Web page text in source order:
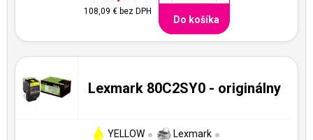
108,09 €bez DPH
Do košíka
Lexmark 80C2SY0 - originálny
YELLOW Lexmark